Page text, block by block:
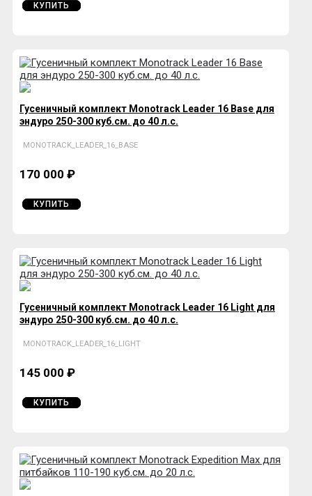
КУПИТЬ
Гусеничный комплект Monotrack Leader 16 Base для
эндуро 250-300 куб.см. до 40 л.с.
MONOTRACK_LEADER_16_BASE
170 000 ₽
КУПИТЬ
Гусеничный комплект Monotrack Leader 16 Light для
эндуро 250-300 куб.см. до 40 л.с.
MONOTRACK_LEADER_16_LIGHT
145 000 ₽
КУПИТЬ